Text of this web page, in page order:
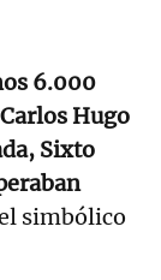
6.000
Hugo
Sixto
simbólico